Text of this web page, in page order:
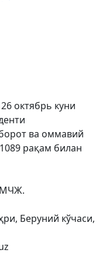
октябрь куни
ва оммавий
рақам билан
МЧЖ.
Беруний кўчаси,